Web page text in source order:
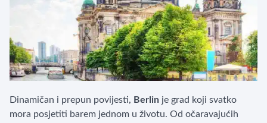
Dinamičan i prepun povijesti, Berlin je grad koji svatko
mora posjetiti barem jednom u životu. Od očaravajućih